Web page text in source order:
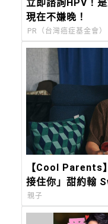
立即諮詢HPV！
現在不嫌晚！
PR（台灣癌症基金會）
【Cool Parents
接住你」甜約翰
陪我築起兒子的移
親子